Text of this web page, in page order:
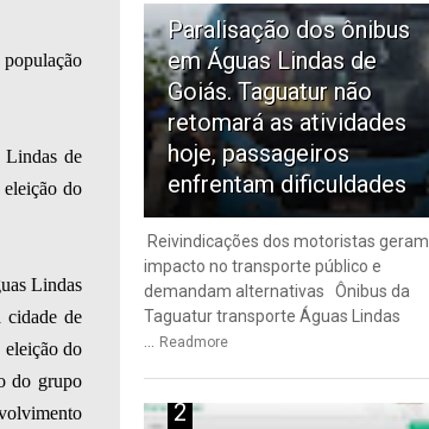
Lindas de
do
Lindas
cidade de
do
do grupo
Paralisação dos ônibus
em Águas Lindas de
Goiás. Taguatur não
retomará as atividades
hoje, passageiros
enfrentam dificuldades
Reivindicações dos motoristas geram
impacto no transporte público e
demandam alternativas Ônibus da
Taguatur transporte Águas Lindas
Readmore
2